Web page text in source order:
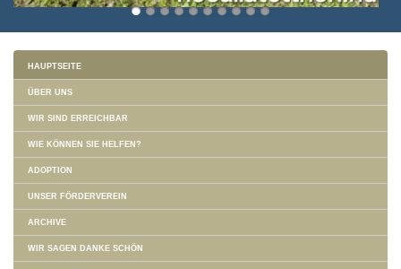
HAUPTSEITE
ÜBER UNS
WIR SIND ERREICHBAR
WIE KÖNNEN SIE HELFEN?
ADOPTION
UNSER FÖRDERVEREIN
ARCHIVE
WIR SAGEN DANKE SCHÖN